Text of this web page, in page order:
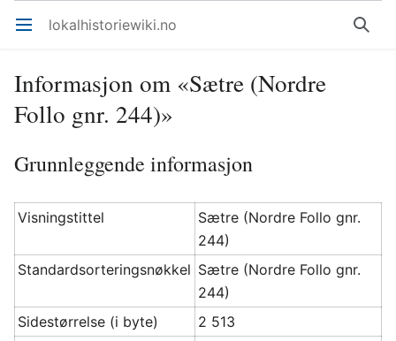
Åpne hovedmenyen lokalhistoriewiki.no Søk
Informasjon om «Sætre (Nordre
Follo gnr. 244)»
Grunnleggende informasjon
Visningstittel
Sætre (Nordre Follo gnr.
244)
Standardsorteringsnøkkel Sætre (Nordre Follo gnr.
244)
Sidestørrelse (i byte)
2 513